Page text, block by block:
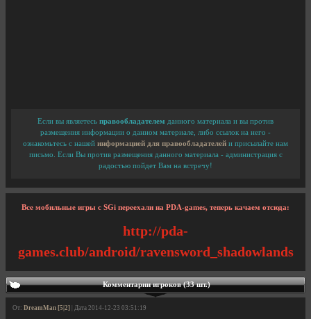
Если вы являетесь правообладателем данного материала и вы против
размещения информации о данном материале, либо ссылок на него -
ознакомьтесь с нашей информацией для правообладателей и присылайте нам
письмо. Если Вы против размещения данного материала - администрация с
радостью пойдет Вам на встречу!
Все мобильные игры с SGi переехали на PDA-games, теперь качаем отсюда:
http://pda-
games.club/android/ravensword_shadowlands
Комментарии игроков (33 шт.)
От: DreamMan [5|2] | Дата 2014-12-23 03:51:19